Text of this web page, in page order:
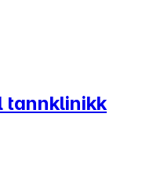
tannklinikk